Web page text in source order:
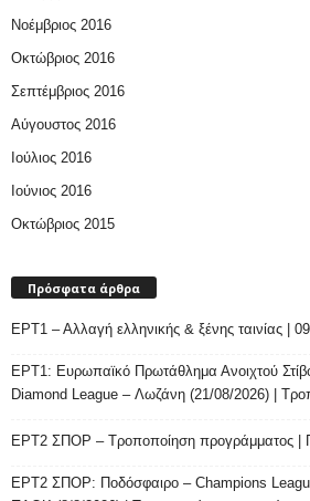
Νοέμβριος 2016
Οκτώβριος 2016
Σεπτέμβριος 2016
Αύγουστος 2016
Ιούλιος 2016
Ιούνιος 2016
Οκτώβριος 2015
Πρόσφατα άρθρα
ΕΡΤ1 – Αλλαγή ελληνικής & ξένης ταινίας |
ΕΡΤ1: Ευρωπαϊκό Πρωτάθλημα Ανοιχτού
Diamond League – Λωζάνη (21/08/2026) |
ΕΡΤ2 ΣΠΟΡ – Τροποποίηση προγράμματος |
ΕΡΤ2 ΣΠΟΡ: Ποδόσφαιρο – Champions